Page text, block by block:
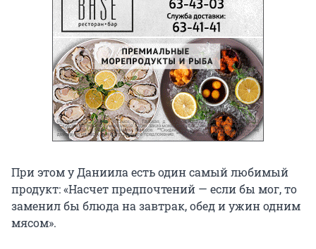
При этом у Даниила есть один самый любимый
продукт: «Насчет предпочтений — если бы мог, то
заменил бы блюда на завтрак, обед и ужин одним
мясом».